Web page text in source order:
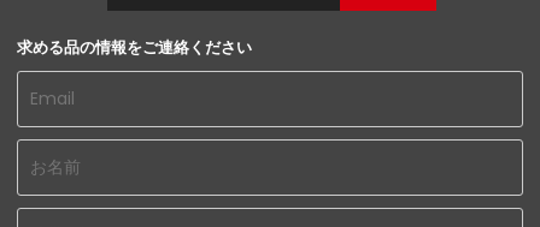
求める品の情報をご連絡ください